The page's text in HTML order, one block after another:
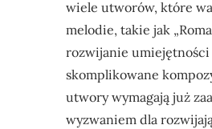
wiele utworów, które
melodie, takie jak
rozwijanie
skomplikowane
utwory wymagają już
wyzwaniem dla